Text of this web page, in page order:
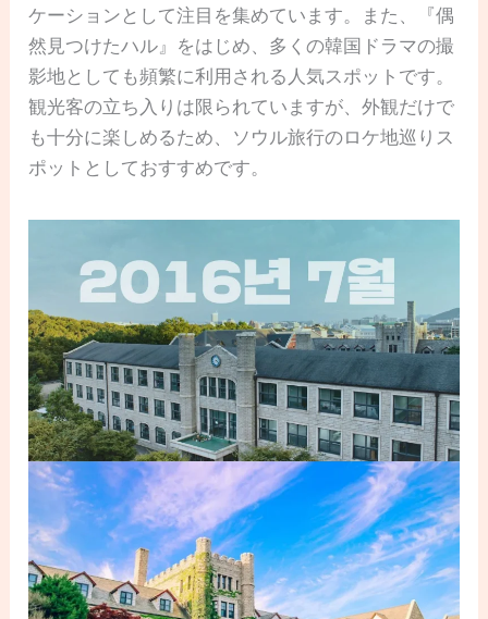
ケーションとして注目を集めています。また、『偶
然見つけたハル』をはじめ、多くの韓国ドラマの撮
影地としても頻繁に利用される人気スポットです。
観光客の立ち入りは限られていますが、外観だけで
も十分に楽しめるため、ソウル旅行のロケ地巡りス
ポットとしておすすめです。